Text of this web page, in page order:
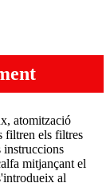
atomització
filtren els filtres
instruccions
mitjançant el
al